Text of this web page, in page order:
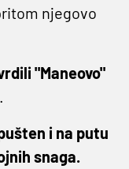
njegovo
"Maneovo"
i na putu
snaga.